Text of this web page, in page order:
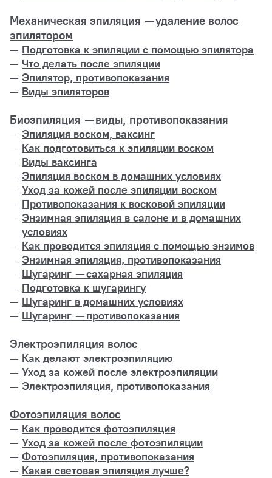
Механическая эпиляция — удаление волос
эпилятором
Подготовка к эпиляции с помощью эпилятора
Что делать после эпиляции
Эпилятор, противопоказания
Виды эпиляторов
Биоэпиляция — виды, противопоказания
Эпиляция воском, ваксинг
Как подготовиться к эпиляции воском
Виды ваксинга
Эпиляция воском в домашних условиях
Уход за кожей после эпиляции воском
Противопоказания к восковой эпиляции
Энзимная эпиляция в салоне и в домашних
условиях
Как проводится эпиляция с помощью энзимов
Энзимная эпиляция, противопоказания
Шугаринг — сахарная эпиляция
Подготовка к шугарингу
Шугаринг в домашних условиях
Шугаринг — противопоказания
Электроэпиляция волос
Как делают электроэпиляцию
Уход за кожей после электроэпиляции
Электроэпиляция, противопоказания
Фотоэпиляция волос
Как проводится фотоэпиляция
Уход за кожей после фотоэпиляции
Фотоэпиляция, противопоказания
Какая световая эпиляция лучше?